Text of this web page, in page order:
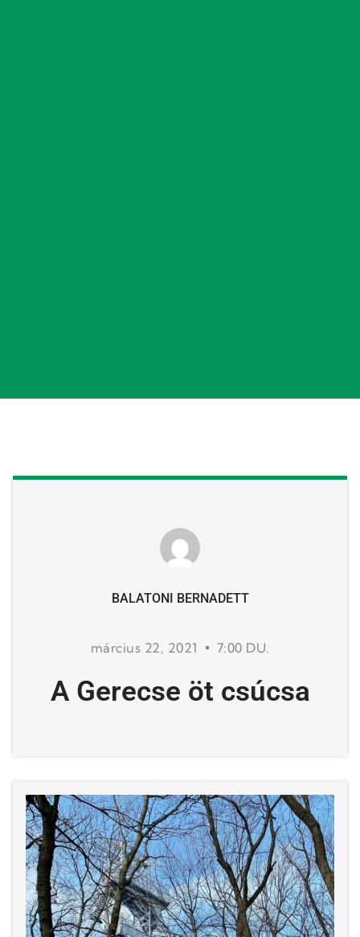
BALATONI BERNADETT
március 22, 2021 7:00 DU.
A Gerecse öt csúcsa